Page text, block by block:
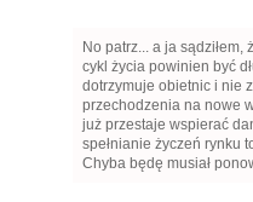
No patrz... a ja
cykl życia powinien być
dotrzymuje obietnic i nie
przechodzenia na nowe
już przestaje wspierać
spełnianie życzeń rynku
Chyba będę musiał